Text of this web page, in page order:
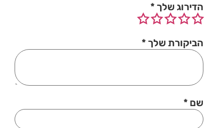
הדירוג שלך *
הביקורת שלך *
שם *